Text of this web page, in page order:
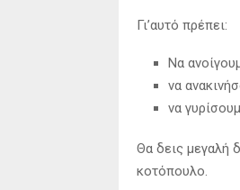
Γι’αυτό πρέπει:
Να
να
να
Θα δεις μεγαλή
κοτόπουλο.